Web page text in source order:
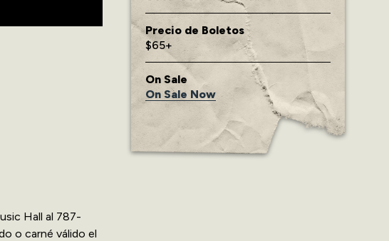
Precio de Boletos
$65+
On Sale
On Sale Now
Hall al 787-
o carné válido el